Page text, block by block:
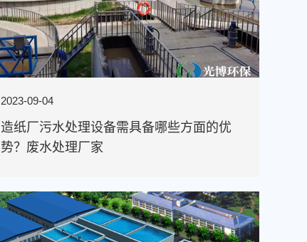
2023-09-04
造纸厂污水处理设备需具备哪些方面的优
势？废水处理厂家